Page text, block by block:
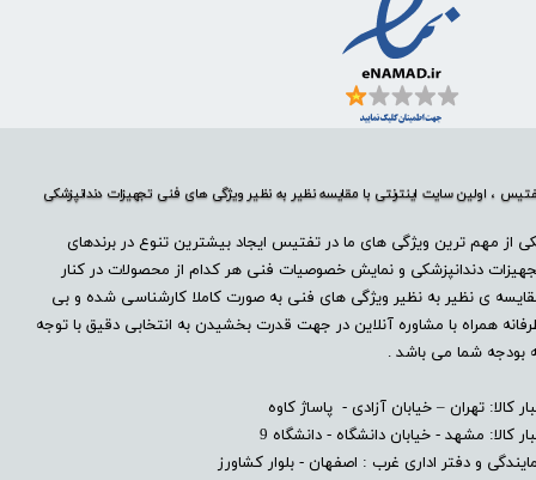
، اولین سایت اینترنتی با مقایسه نظیر به نظیر ویژگی های فنی تجهیزات دندانپزشکی
از مهم ترین ویژگی های ما در تفتیس ایجاد بیشترین تنوع در برندهای
دندانپزشکی و نمایش خصوصیات فنی هر کدام از محصولات در کنار
ی نظیر به نظیر ویژگی های فنی به صورت کاملا کارشناسی شده و بی
همراه با مشاوره آنلاین در جهت قدرت بخشیدن به انتخابی دقیق با توجه
بودجه شما می باشد .
کالا: تهران – خیابان آزادی - پاساژ کاوه
کالا: مشهد - خیابان دانشگاه - دانشگاه 9
و دفتر اداری غرب : اصفهان - بلوار کشاورز​​​​​​​